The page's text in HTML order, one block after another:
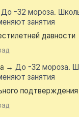
До -32 мороза.
занятия
давности
→ До -32 мороза.
занятия